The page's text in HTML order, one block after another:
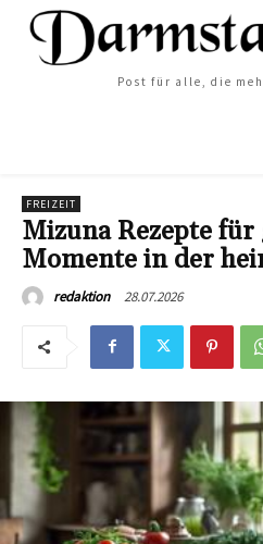
Post für alle, die
FREIZEIT
Mizuna Rezepte für
Momente in der
redaktion 28.07.2026